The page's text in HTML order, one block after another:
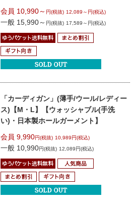
会員 10,990～ 円(税抜) 12,089～円(税込)
一般 15,990～ 円(税抜) 17,589～円(税込)
「カーディガン」(薄手/ウール/レディー
ス)【M・L】
【ウォッシャブル(手洗
い)・日本製ホールガーメント】
会員 9,990円(税抜) 10,989円(税込)
一般 10,990円(税抜) 12,089円(税込)